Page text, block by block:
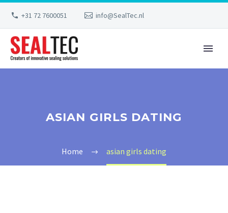
+31 72 7600051 info@SealTec.nl
ASIAN GIRLS DATING
Home asian girls dating